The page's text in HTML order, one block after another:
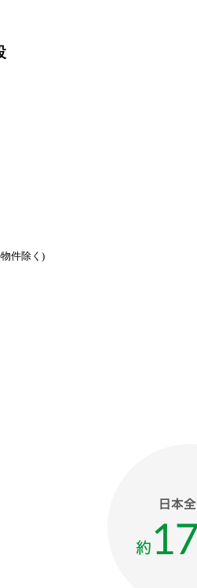
件除く)